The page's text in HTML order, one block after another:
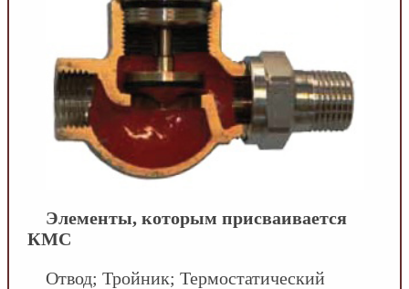
Элементы, которым присваивается
КМС
Отвод; Тройник; Термостатический